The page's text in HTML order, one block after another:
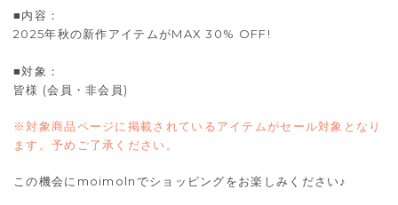
■内容：
2025年秋の新作アイテムがMAX 30% OFF!
■対象：
皆様 (会員・非会員)
※対象商品ページに掲載されているアイテムがセール対象となり
ます。予めご了承ください。
この機会にmoimolnでショッピングをお楽しみください♪